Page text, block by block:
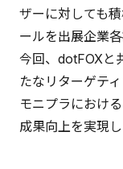
ザーに対しても
ールを出展企業
今回、dotFOXと
たなリターゲテ
モニプラにおけ
成果向上を実現し